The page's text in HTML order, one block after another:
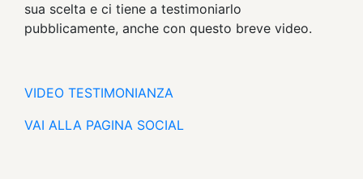
sua scelta e ci tiene a testimoniarlo
pubblicamente, anche con questo breve video.
VIDEO TESTIMONIANZA
VAI ALLA PAGINA SOCIAL